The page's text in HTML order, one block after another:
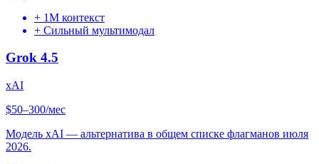
+ 1M контекст
+ Сильный мультимодал
Grok 4.5
xAI
$50–300/мес
Модель xAI — альтернатива в общем списке флагманов июля
2026.